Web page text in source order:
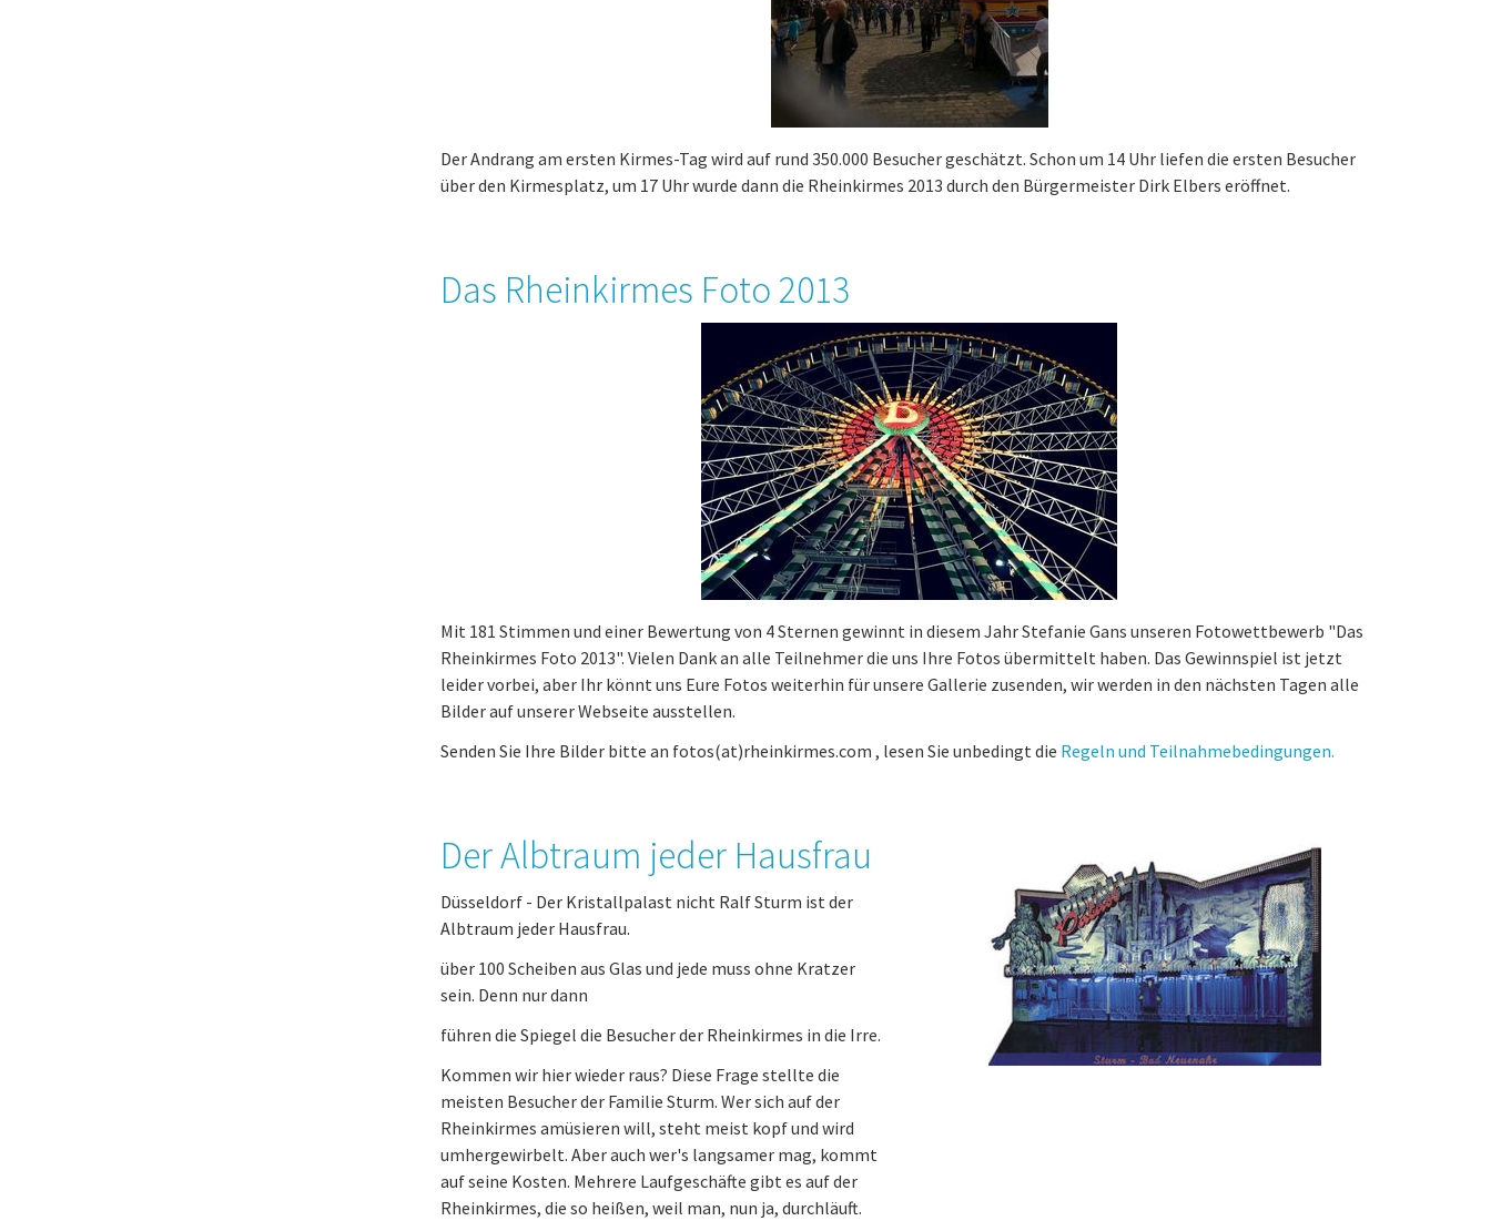
Der Andrang am ersten Kirmes-Tag wird auf rund 350.000 Besucher geschätzt. Schon um 14 Uhr liefen die ersten Besucher
über den Kirmesplatz, um 17 Uhr wurde dann die Rheinkirmes 2013 durch den Bürgermeister Dirk Elbers eröffnet.
Das Rheinkirmes Foto 2013
Mit 181 Stimmen und einer Bewertung von 4 Sternen gewinnt in diesem Jahr Stefanie Gans unseren Fotowettbewerb "Das
Rheinkirmes Foto 2013". Vielen Dank an alle Teilnehmer die uns Ihre Fotos übermittelt haben. Das Gewinnspiel ist jetzt
leider vorbei, aber Ihr könnt uns Eure Fotos weiterhin für unsere Gallerie zusenden, wir werden in den nächsten Tagen alle
Bilder auf unserer Webseite ausstellen.
Senden Sie Ihre Bilder bitte an fotos(at)rheinkirmes.com , lesen Sie unbedingt die Regeln und Teilnahmebedingungen.
Der Albtraum jeder Hausfrau
Düsseldorf - Der Kristallpalast nicht Ralf Sturm ist der
Albtraum jeder Hausfrau.
über 100 Scheiben aus Glas und jede muss ohne Kratzer
sein. Denn nur dann
führen die Spiegel die Besucher der Rheinkirmes in die Irre.
Kommen wir hier wieder raus? Diese Frage stellte die
meisten Besucher der Familie Sturm. Wer sich auf der
Rheinkirmes amüsieren will, steht meist kopf und wird
umhergewirbelt. Aber auch wer's langsamer mag, kommt
auf seine Kosten. Mehrere Laufgeschäfte gibt es auf der
Rheinkirmes, die so heißen, weil man, nun ja, durchläuft.